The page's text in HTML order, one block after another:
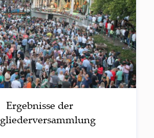
Ergeb­nis­se der